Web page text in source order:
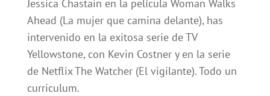
Jessica Chastain en la película Woman Walks
Ahead (La mujer que camina delante), has
intervenido en la exitosa serie de TV
Yellowstone, con Kevin Costner y en la serie
de Netflix The Watcher (El vigilante). Todo un
curriculum.